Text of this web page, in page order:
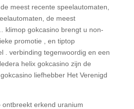
meest recente speelautomaten,
de meest
klimop gokcasino brengt u non-
promotie , en tiptop
. verbinding tegenwoordig en een
helix gokcasino zijn de
liefhebber Het Verenigd
erkend uranium